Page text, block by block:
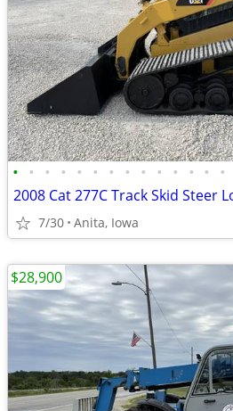
• • • • • • • • • • • • • •
7/30 Anita, Iowa
$28,900